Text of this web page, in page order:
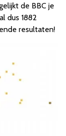
de BBC je
dus 1882
resultaten!